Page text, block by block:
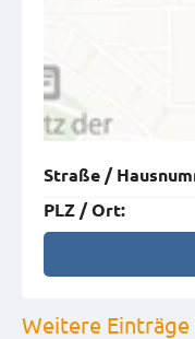
Straße /
PLZ /Ort:
Weitere